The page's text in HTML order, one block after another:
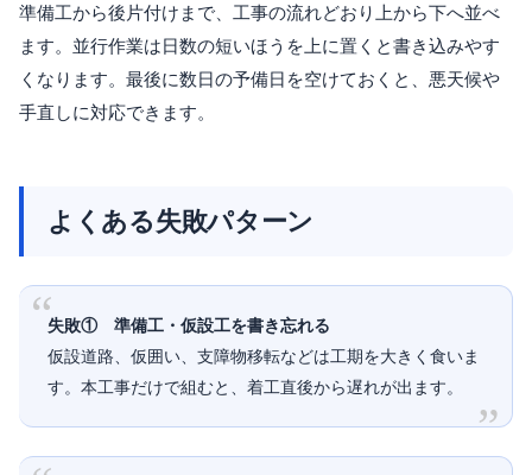
準備工から後片付けまで、工事の流れどおり上から下へ並べ
ます。並行作業は日数の短いほうを上に置くと書き込みやす
くなります。最後に数日の予備日を空けておくと、悪天候や
手直しに対応できます。
よくある失敗パターン
失敗① 準備工・仮設工を書き忘れる
仮設道路、仮囲い、支障物移転などは工期を大きく食いま
す。本工事だけで組むと、着工直後から遅れが出ます。